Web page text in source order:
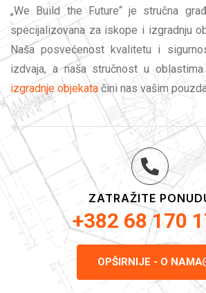
„We Build the Future“ je stručna
specijalizovana za iskope i izgradnju
Naša posvećenost kvalitetu i
izdvaja, a naša stručnost u
izgradnje objekata čini nas vašim
ZATRAŽITE
+382 68 170
OPŠIRNIJE - O NAMA